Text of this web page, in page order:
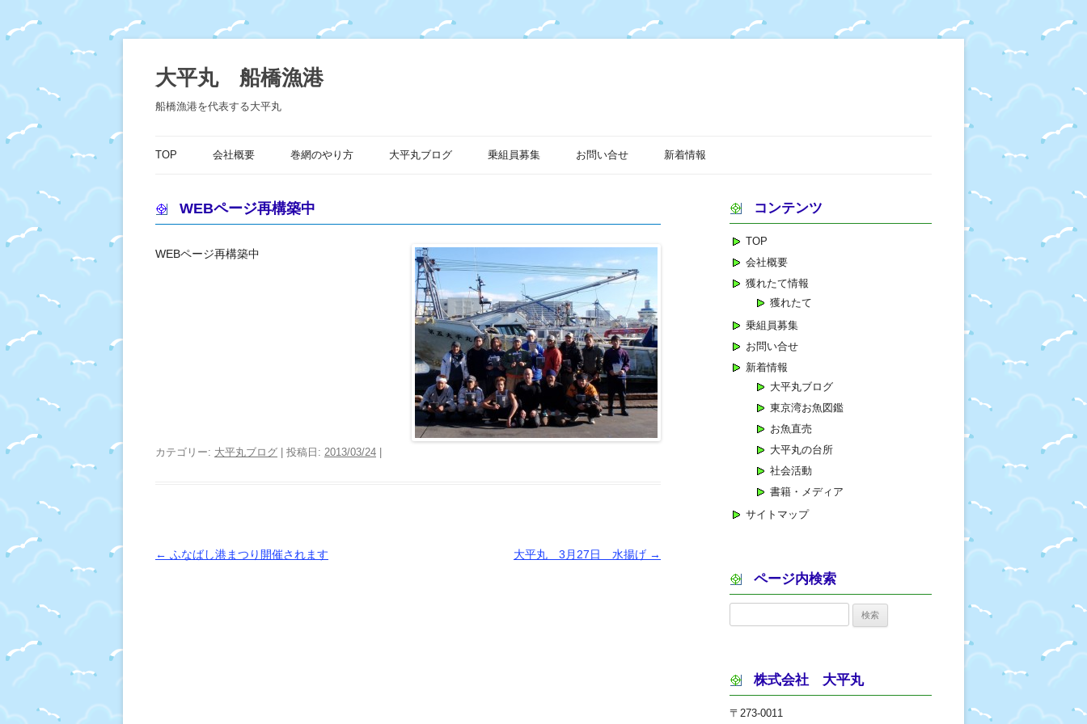
テ
ン
ツ
へ
ス
大平丸 船橋漁港
船橋漁港を代表する大平丸
TOP 会社概要 巻網のやり方 大平丸ブログ 乗組員募集 お問い合せ 新着情報
WEBページ再構築中
WEBページ再構築中
カテゴリー: 大平丸ブログ | 投稿日: 2013/03/24
投
← ふなばし港まつり開催されます 大平丸 3月27日 水揚げ →
コンテンツ
TOP
会社概要
獲れたて情報
獲れたて
乗組員募集
お問い合せ
新着情報
大平丸ブログ
東京湾お魚図鑑
お魚直売
大平丸の台所
社会活動
書籍・メディア
サイトマップ
ページ内検索
株式会社 大平丸
〒273-0011